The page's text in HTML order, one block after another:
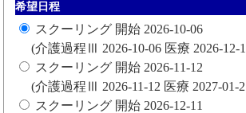
希望日程
スクーリング 開始 2026-10-06
(介護過程Ⅲ 2026-10-06 医療 2026-12-
スクーリング 開始 2026-11-12
(介護過程Ⅲ 2026-11-12 医療 2027-01-
スクーリング 開始 2026-12-11